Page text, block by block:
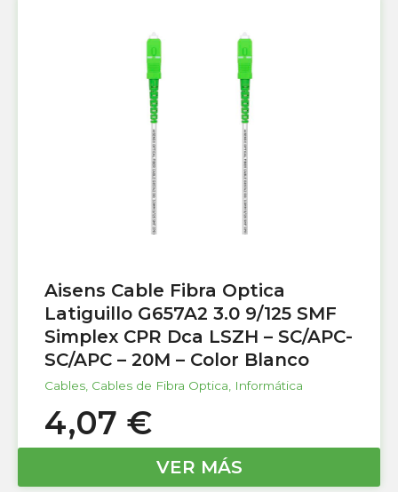
Aisens Cable Fibra Optica
Latiguillo G657A2 3.0 9/125 SMF
Simplex CPR Dca LSZH – SC/APC-
SC/APC – 20M – Color Blanco
Cables Cables de Fibra Optica Informática
4,07 €
VER MÁS